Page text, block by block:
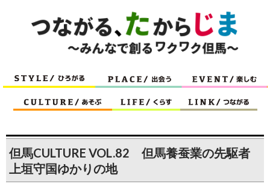
但馬CULTURE VOL.82 但馬養蚕業の先駆者
上垣守国ゆかりの地